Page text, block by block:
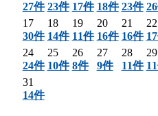
27件 23件 17件 18件 23件
17
30件
18
14件
19
11件
20
16件
21
16件
22
24
24件
25
10件
26
8件
27
9件
28
11件
29
31
14件